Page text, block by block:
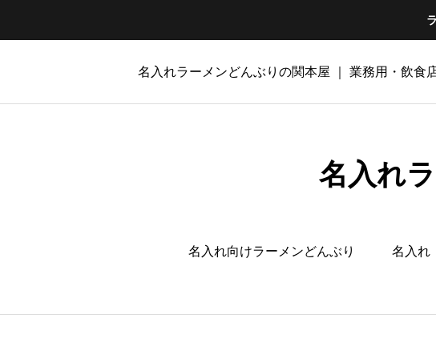
名入れラーメンどんぶりの関本屋 ｜ 業務用・飲食
名入れ
名入れ向けラーメンどんぶり 名入れ